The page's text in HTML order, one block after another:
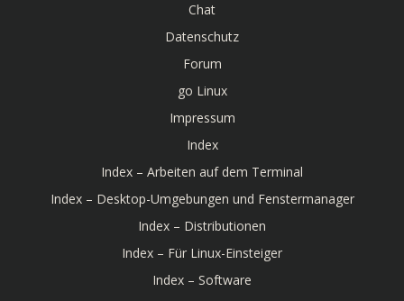
Chat
Datenschutz
Forum
go Linux
Impressum
Index
Index – Arbeiten auf dem Terminal
Index – Desktop-Umgebungen und Fenstermanager
Index – Distributionen
Index – Für Linux-Einsteiger
Index – Software